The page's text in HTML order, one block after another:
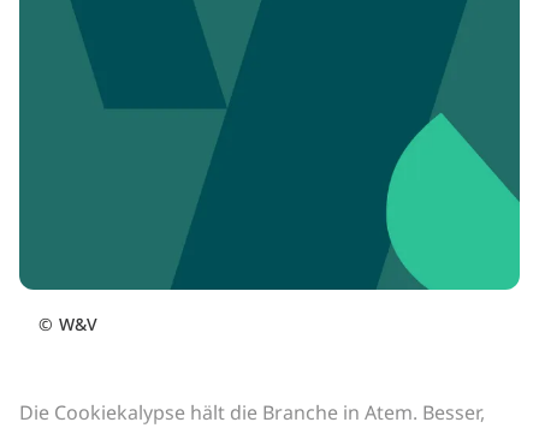
© W&V
Die Cookiekalypse hält die Branche in Atem. Besser,